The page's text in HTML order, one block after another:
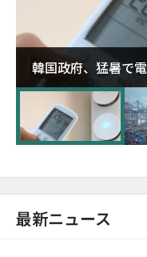
韓国政府、猛暑で
に需給対応体制を
最新ニュース